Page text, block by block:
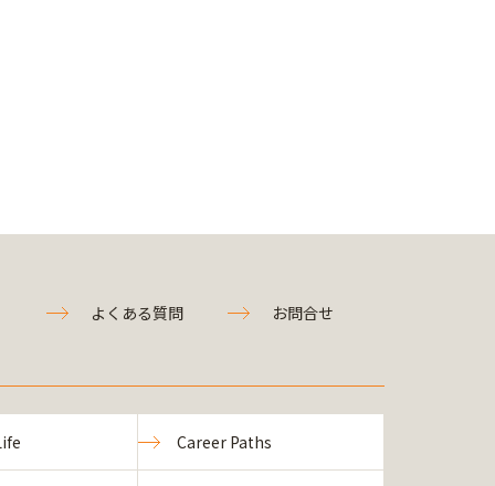
よくある質問 お問合せ
Career Paths